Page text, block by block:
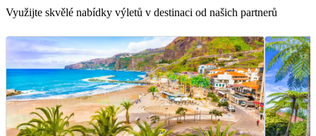
Využijte skvělé nabídky výletů v destinaci od našich partnerů